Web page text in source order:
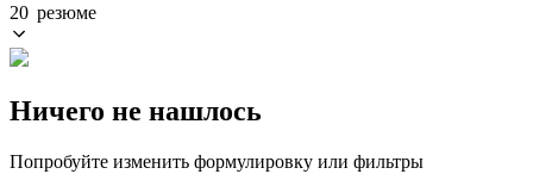
20 резюме
Ничего не нашлось
Попробуйте изменить формулировку или фильтры